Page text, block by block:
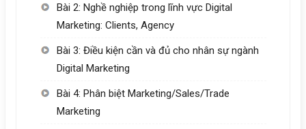
Bài 2: Nghề nghiệp trong lĩnh vực Digital
Marketing: Clients, Agency
Bài 3: Điều kiện cần và đủ cho nhân sự ngành
Digital Marketing
Bài 4: Phân biệt Marketing/Sales/Trade
Marketing